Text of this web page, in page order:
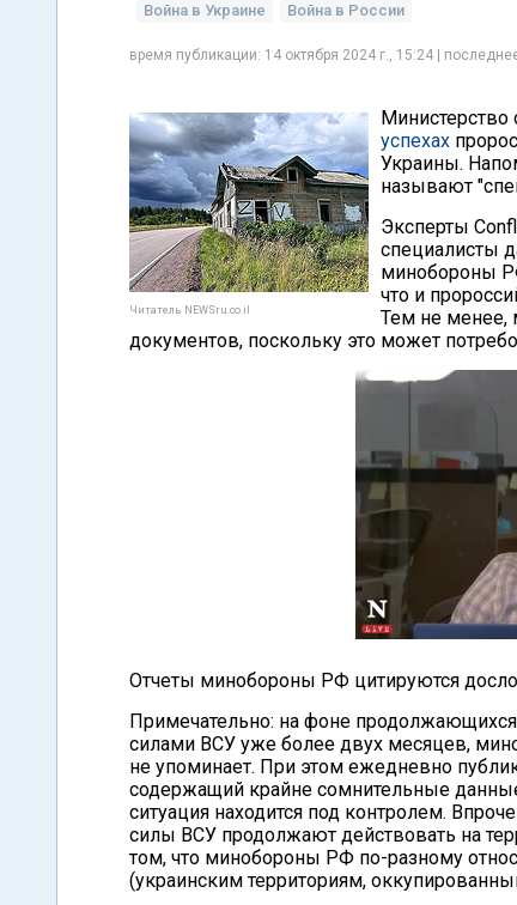
Война в Украине Война в России
время публикации: 14 октября 2024 г., 15:24 |
Читатель NEWSru.co.il
Министерство
успехах
Украины.
называют
Эксперты
специалисты
минобороны
что и
Тем не менее,
документов, поскольку это может
Отчеты минобороны РФ цитируются
Примечательно: на фоне
силами ВСУ уже более двух месяцев,
не упоминает. При этом ежедневно
содержащий крайне сомнительные
ситуация находится под контролем.
силы ВСУ продолжают действовать на
том, что минобороны РФ по-разному
(украинским территориям,